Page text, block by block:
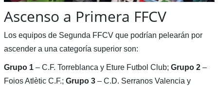
Ascenso a Primera FFCV
Los equipos de Segunda FFCV que podrían pelearán por
ascender a una categoría superior son:
Grupo 1 – C.F. Torreblanca y Eture Futbol Club; Grupo 2–
Foios Atlètic C.F.; Grupo 3– C.D. Serranos Valencia y